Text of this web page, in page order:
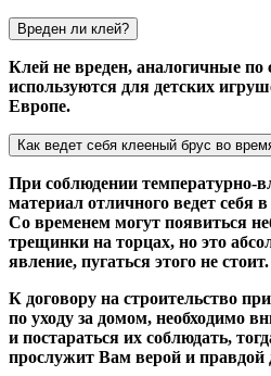
Вреден ли клей?
Клей не вреден, аналогичные по
используются для детских
Европе.
Как ведет себя клееный брус во
При соблюдении температурно-
материал отличного ведет себя
Со временем могут появиться
трещинки на торцах, но это
явление, пугаться этого не стоит.
К договору на строительство
по уходу за домом, необходимо
и постараться их соблюдать,
прослужит Вам верой и правдой